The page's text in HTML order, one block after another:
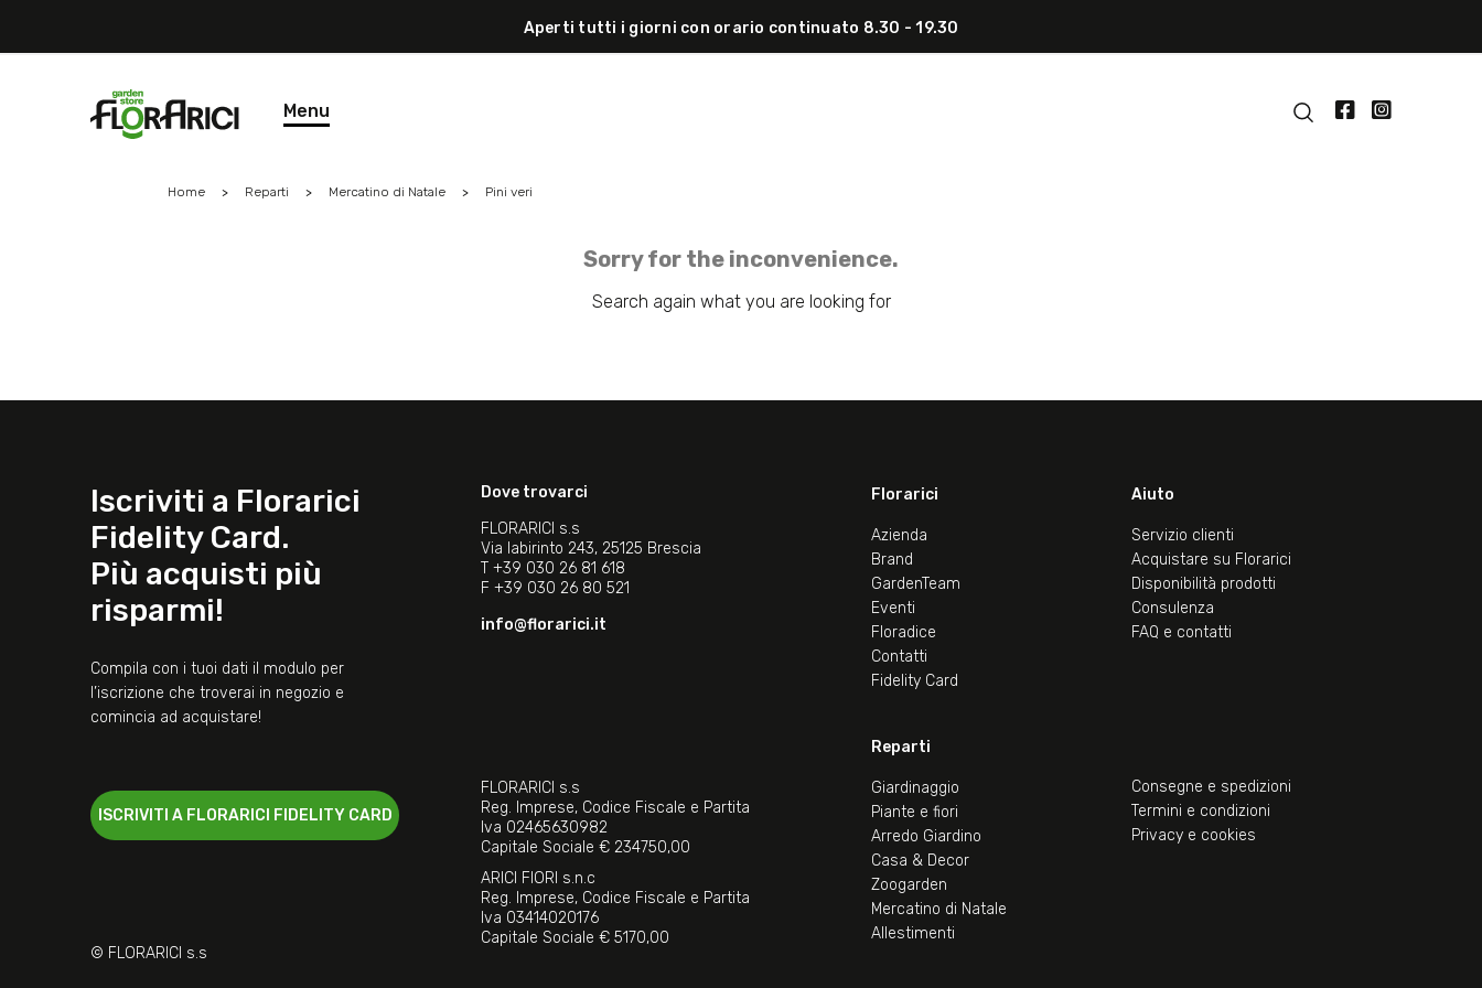
Aperti tutti i giorni con orario continuato 8.30 - 19.30
Menu
Home Reparti Mercatino di Natale Pini veri
Sorry for the inconvenience.
Search again what you are looking for
Iscriviti a Florarici
Fidelity Card.
Più acquisti più
risparmi!
Compila con i tuoi dati il modulo per
l’iscrizione che troverai in negozio e
comincia ad acquistare!
ISCRIVITI A FLORARICI FIDELITY CARD
© FLORARICI s.s
Dove trovarci
FLORARICI s.s
Via labirinto 243, 25125 Brescia
T +39 030 26 81 618
F +39 030 26 80 521
info@florarici.it
FLORARICI s.s
Reg. Imprese, Codice Fiscale e Partita
Iva 02465630982
Capitale Sociale € 234750,00
ARICI FIORI s.n.c
Reg. Imprese, Codice Fiscale e Partita
Iva 03414020176
Capitale Sociale € 5170,00
Florarici
Azienda
Brand
GardenTeam
Eventi
Floradice
Contatti
Fidelity Card
Reparti
Giardinaggio
Piante e fiori
Arredo Giardino
Casa & Decor
Zoogarden
Mercatino di Natale
Allestimenti
Aiuto
Servizio clienti
Acquistare su Florarici
Disponibilità prodotti
Consulenza
FAQ e contatti
Consegne e spedizioni
Termini e condizioni
Privacy e cookies